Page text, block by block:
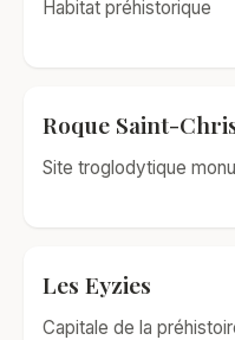
Habitat préhistorique
Roque Saint-
Site troglodytique
Les Eyzies
Capitale de la